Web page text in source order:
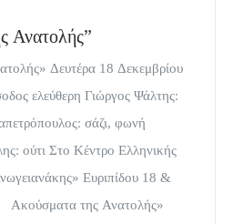
Ανατολής”
Δευτέρα 18 Δεκεμβρίου
ελεύθερη Γιώργος Ψάλτης:
σάζι, φωνή
ούτι Στο Κέντρο Ελληνικής
Ευριπίδου 18 &
Ακούσματα της Ανατολής»